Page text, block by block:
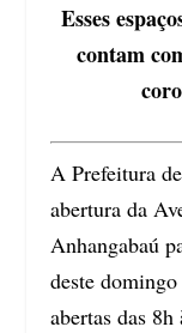
Esses
contam
A Prefeitura
abertura da
Anhangabaú
deste
abertas das 8h